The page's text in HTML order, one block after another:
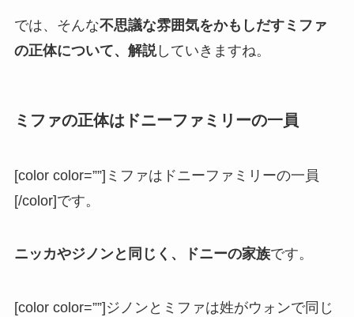
では、そんな不思議な雰囲気をかもしだすミファ
の正体について、解説していきますね。
ミファの正体はドニーファミリーの一員
[color color=””]ミファはドニーファミリーの一員
[/color]です。
ニッカやジノンと同じく、ドニーの家族です。
[color color=””]ジノンとミファは姓がウォンで同じ